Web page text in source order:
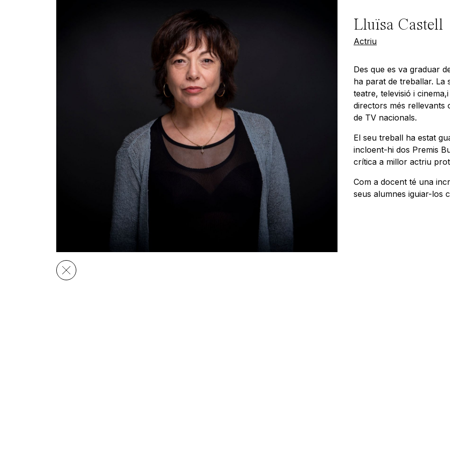
Lluïsa Castell
Actriu
Des que es va graduar
ha parat de treballar. La
teatre, televisió i
directors més rellevants
de TV nacionals.
El seu treball ha estat
incloent-hi dos Premis
crítica a millor actriu
Com a docent té una
seus alumnes iguiar-los